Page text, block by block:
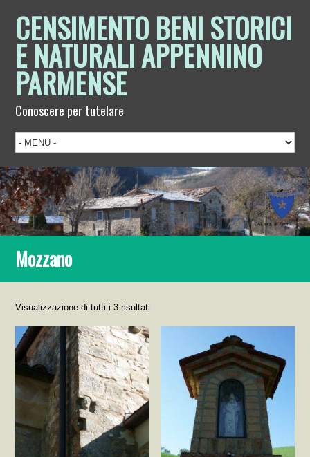
CENSIMENTO BENI STORICI
E NATURALI APPENNINO
PARMENSE
Conoscere per tutelare
Mozzano
Visualizzazione di tutti i 3 risultati